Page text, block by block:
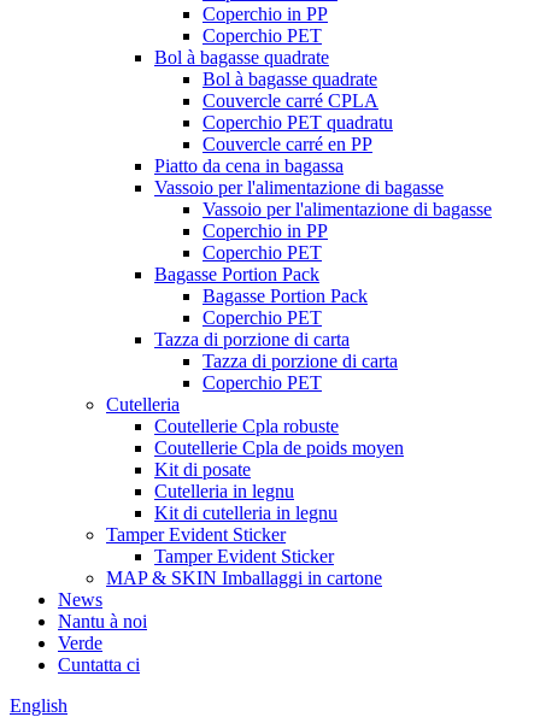
Coperchio in PP
Coperchio PET
Bol à bagasse quadrate
Bol à bagasse quadrate
Couvercle carré CPLA
Coperchio PET quadratu
Couvercle carré en PP
Piatto da cena in bagassa
Vassoio per l'alimentazione di bagasse
Vassoio per l'alimentazione di bagasse
Coperchio in PP
Coperchio PET
Bagasse Portion Pack
Bagasse Portion Pack
Coperchio PET
Tazza di porzione di carta
Tazza di porzione di carta
Coperchio PET
Cutelleria
Coutellerie Cpla robuste
Coutellerie Cpla de poids moyen
Kit di posate
Cutelleria in legnu
Kit di cutelleria in legnu
Tamper Evident Sticker
Tamper Evident Sticker
MAP & SKIN Imballaggi in cartone
News
Nantu à noi
Verde
Cuntatta ci
English